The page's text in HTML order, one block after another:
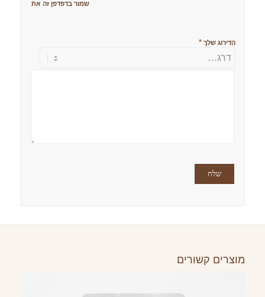
שמור בדפדפן זה את השם,
הדירוג שלך *
מוצרים קשורים